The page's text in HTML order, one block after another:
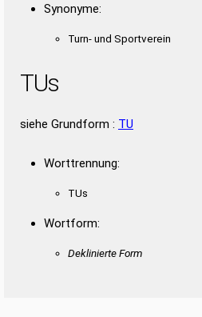
Duden –
Synonyme:
Turn- und Sportverein
TUs
siehe Grundform : TU
Worttrennung:
TUs
Wortform:
Deklinierte Form